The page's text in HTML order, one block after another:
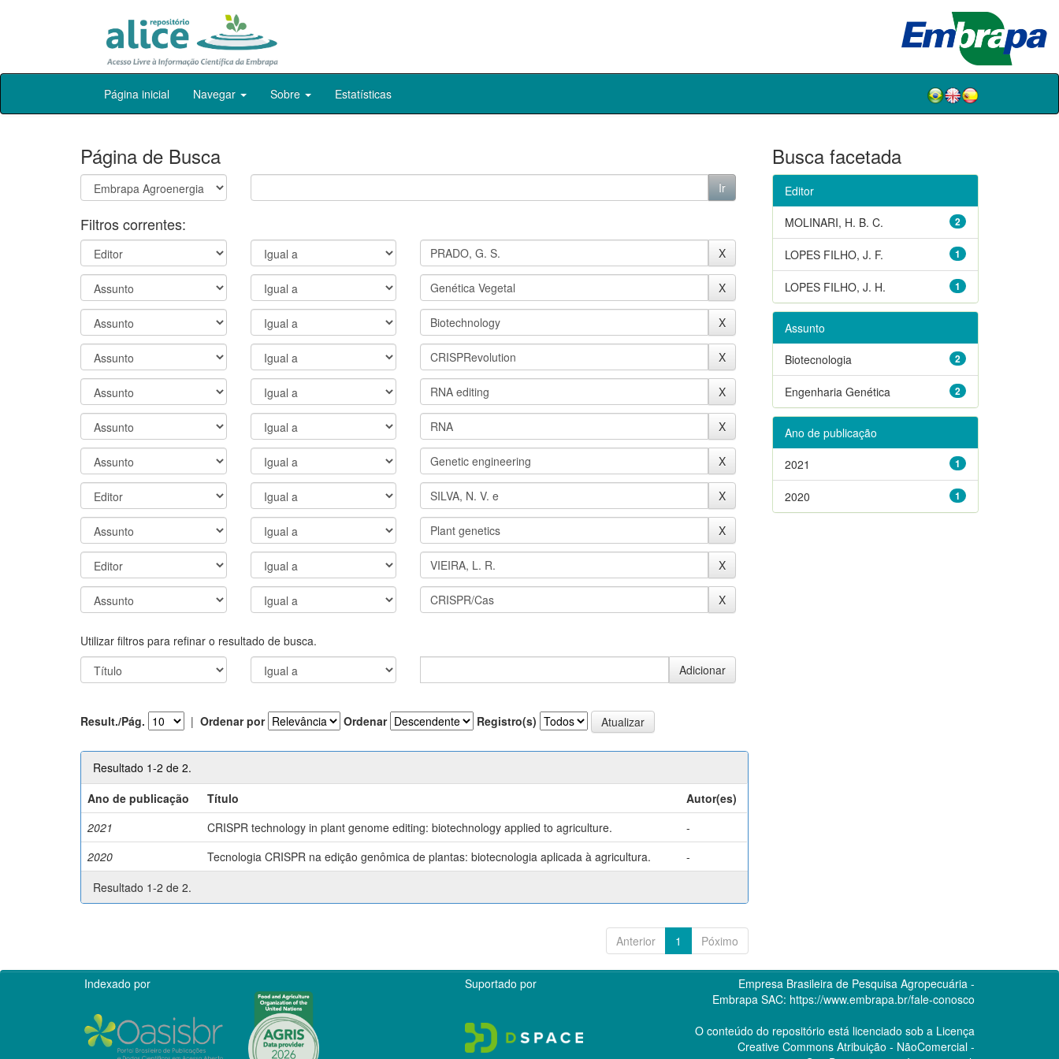
Skip
Página inicial Navegar Sobre Estatísticas
Página de Busca
Filtros correntes:
Utilizar filtros para refinar o resultado de busca.
Result./Pág. | Ordenar por Ordenar Registro(s)
Resultado 1-2 de 2.
Ano de publicação
Título
Autor(es)
2021
CRISPR technology in plant genome editing: biotechnology applied to agriculture.
-
2020
Tecnologia CRISPR na edição genômica de plantas: biotecnologia aplicada à agricultura.
-
Resultado 1-2 de 2.
Anterior 1 Póximo
Busca facetada
Editor
2
MOLINARI, H. B. C.
1
LOPES FILHO, J. F.
1
LOPES FILHO, J. H.
Assunto
2
Biotecnologia
2
Engenharia Genética
Ano de publicação
1
2021
1
2020
Indexado por Suportado por
Empresa Brasileira de Pesquisa Agropecuária -
Embrapa SAC: https://www.embrapa.br/fale-conosco
O conteúdo do repositório está licenciado sob a Licença
Creative CommonsAtribuição - NãoComercial -